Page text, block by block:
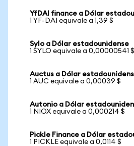
YfDAI finance a Dólar
1 YF-DAI equivale a 1,39 $
Sylo a Dólar estadounidense
1 SYLO equivale a 0,00000541 $
Auctus a Dólar
1 AUC equivale a 0,00039 $
Autonio a Dólar
1 NIOX equivale a 0,000214 $
Pickle Finance a Dólar
1 PICKLE equivale a 0,0114 $